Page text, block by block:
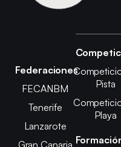
Federaciones
FECANBM
Tenerife
Lanzarote
Gran Canaria
Pista
Playa